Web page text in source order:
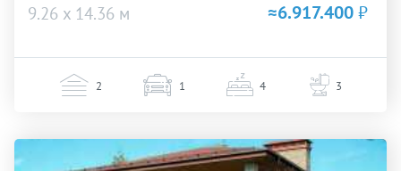
9.26 х 14.36 м ≈6.917.400₽
2 1 4 3